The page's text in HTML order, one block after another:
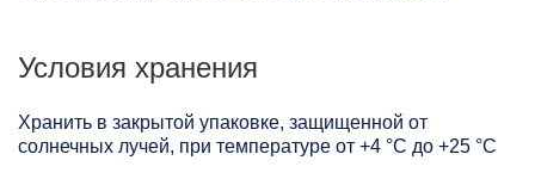
Условия хранения
Хранить в закрытой упаковке, защищенной от
солнечных лучей, при температуре от +4 °C до +25 °C